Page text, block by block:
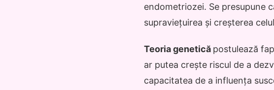
endometriozei. Se presupune
supraviețuirea și creșterea
Teoria genetică postulează
ar putea crește riscul de a
capacitatea de a influența